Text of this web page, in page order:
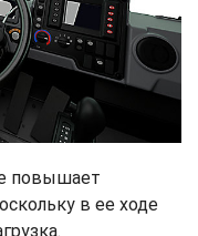
повышает
в ее ходе